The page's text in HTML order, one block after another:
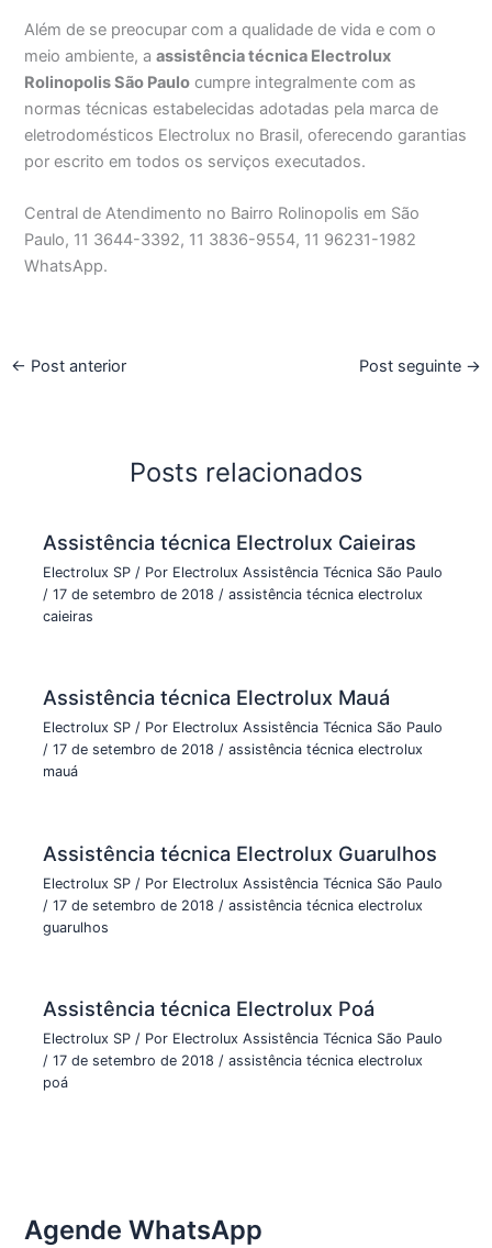
Além de se preocupar com a qualidade de vida e com o
meio ambiente, aassistência técnica Electrolux
Rolinopolis São Paulo cumpre integralmente com as
normas técnicas estabelecidas adotadas pela marca de
eletrodomésticos Electrolux no Brasil, oferecendo garantias
por escrito em todos os serviços executados.
Central de Atendimento no Bairro Rolinopolis em São
Paulo, 11 3644-3392, 11 3836-9554, 11 96231-1982
WhatsApp.
← Post anterior Post seguinte →
Posts relacionados
Assistência técnica Electrolux Caieiras
Electrolux SP / Por Electrolux Assistência Técnica São Paulo
/17 de setembro de 2018/assistência técnica electrolux
caieiras
Assistência técnica Electrolux Mauá
Electrolux SP / Por Electrolux Assistência Técnica São Paulo
/17 de setembro de 2018/assistência técnica electrolux
mauá
Assistência técnica Electrolux Guarulhos
Electrolux SP / Por Electrolux Assistência Técnica São Paulo
/17 de setembro de 2018 /assistência técnica electrolux
guarulhos
Assistência técnica Electrolux Poá
Electrolux SP / Por Electrolux Assistência Técnica São Paulo
/17 de setembro de 2018/assistência técnica electrolux
poá
Agende WhatsApp